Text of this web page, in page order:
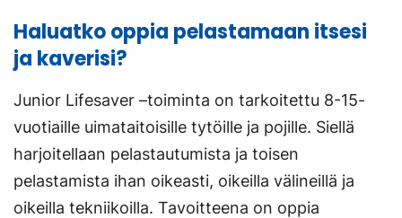
Haluatko oppia pelastamaan itsesi
ja kaverisi?
Junior Lifesaver –toiminta on tarkoitettu 8-15-
vuotiaille uimataitoisille tytöille ja pojille. Siellä
harjoitellaan pelastautumista ja toisen
pelastamista ihan oikeasti, oikeilla välineillä ja
oikeilla tekniikoilla. Tavoitteena on oppia